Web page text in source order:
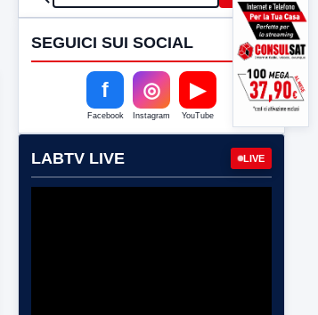
SEGUICI SUI SOCIAL
f
Facebook
◎
Instagram
▶
YouTube
LABTV LIVE LIVE